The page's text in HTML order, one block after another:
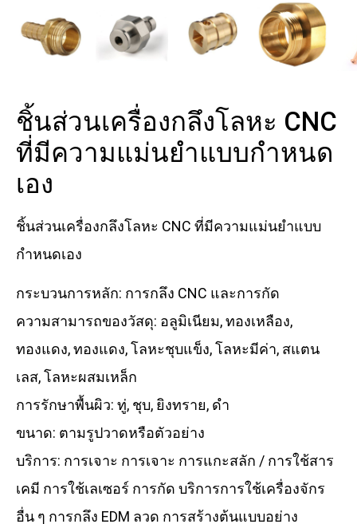
ชิ้นส่วนเครื่องกลึงโลหะ CNC
ที่มีความแม่นยำแบบกำหนด
เอง
ชิ้นส่วนเครื่องกลึงโลหะ CNC ที่มีความแม่นยำแบบ
กำหนดเอง
กระบวนการหลัก: การกลึง CNC และการกัด
ความสามารถของวัสดุ: อลูมิเนียม, ทองเหลือง,
ทองแดง, ทองแดง, โลหะชุบแข็ง, โลหะมีค่า, สแตน
เลส, โลหะผสมเหล็ก
การรักษาพื้นผิว: ทู่, ชุบ, ยิงทราย, ดำ
ขนาด: ตามรูปวาดหรือตัวอย่าง
บริการ: การเจาะ การเจาะ การแกะสลัก / การใช้สาร
เคมี การใช้เลเซอร์ การกัด บริการการใช้เครื่องจักร
อื่น ๆ การกลึง EDM ลวด การสร้างต้นแบบอย่าง